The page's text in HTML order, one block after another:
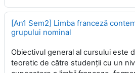
[An1 Sem2] Limba franceză
grupului nominal
Obiectivul general al cursului este
teoretic de către studenţii cu un